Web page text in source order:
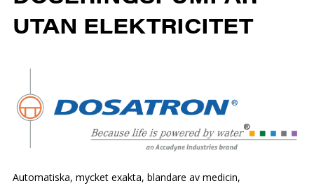
UTAN ELEKTRICITET
Automatiska, mycket exakta, blandare av medicin,